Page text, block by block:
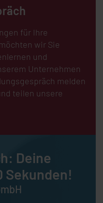
für Ihre
wir Sie
und
Unternehmen
melden
teilen unsere
Deine
Sekunden!